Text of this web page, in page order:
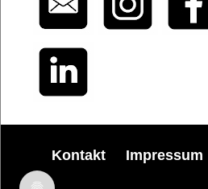
Kontakt Impressum